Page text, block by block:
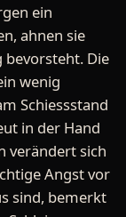
ein
ahnen sie
bevorsteht. Die
wenig
Schiessstand
in der Hand
verändert sich
Angst vor
sind, bemerkt